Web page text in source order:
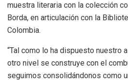
muestra literaria con la colección
Borda, en articulación con la
Colombia.
“Tal como lo ha dispuesto nuestro
otro nivel se construye con el
seguimos consolidándonos como